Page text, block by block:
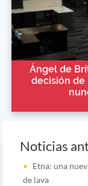
Ángel de
decisión de
Noticias
Etna: una
de lava